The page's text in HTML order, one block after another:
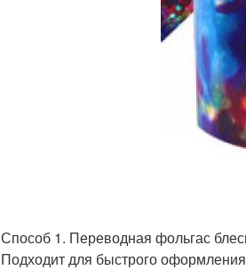
Способ 1. Переводная фольгас
Подходит для быстрого